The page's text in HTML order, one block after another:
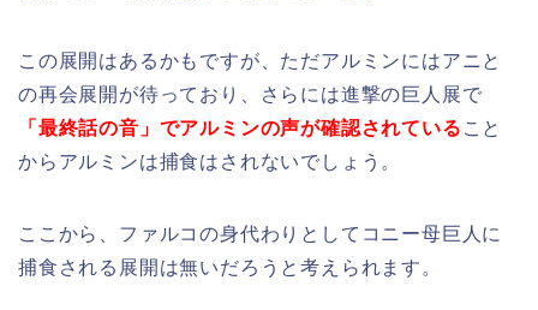
この展開はあるかもですが、ただアルミンにはアニと
の再会展開が待っており、さらには進撃の巨人展で
「最終話の音」でアルミンの声が確認されている こと
からアルミンは捕食はされないでしょう。
ここから、ファルコの身代わりとしてコニー母巨人に
捕食される展開は無いだろうと考えられます。